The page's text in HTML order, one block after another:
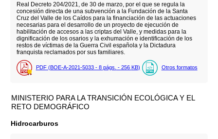
Real Decreto 204/2021, de 30 de marzo, por el que se regula la
concesión directa de una subvención a la Fundación de la Santa
Cruz del Valle de los Caídos para la financiación de las actuaciones
necesarias para el desarrollo de un proyecto de ejecución de
habilitación de accesos a las criptas del Valle, y medidas para la
dignificación de los osarios y la exhumación e identificación de los
restos de víctimas de la Guerra Civil española y la Dictadura
franquista reclamados por sus familiares.
PDF (BOE-A-2021-5033 - 8 págs. - 256 KB) Otros formatos
MINISTERIO PARA LA TRANSICIÓN ECOLÓGICA Y EL
RETO DEMOGRÁFICO
Hidrocarburos